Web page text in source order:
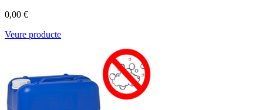
0,00 €
Veure producte